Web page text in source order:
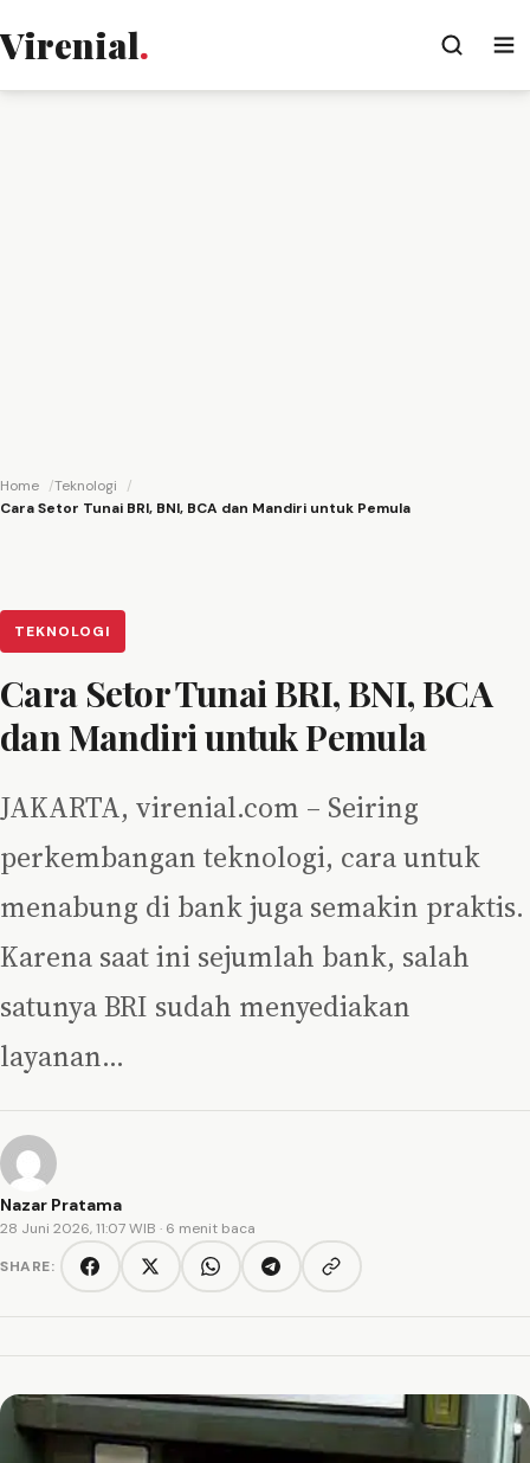
Virenial.
Home
Teknologi
Cara Setor Tunai BRI, BNI, BCA dan Mandiri untuk Pemula
TEKNOLOGI
Cara Setor Tunai BRI, BNI, BCA
dan Mandiri untuk Pemula
JAKARTA, virenial.com – Seiring
perkembangan teknologi, cara untuk
menabung di bank juga semakin praktis.
Karena saat ini sejumlah bank, salah
satunya BRI sudah menyediakan
layanan…
Nazar Pratama
28 Juni 2026, 11:07 WIB · 6 menit baca
SHARE:
FacebookTwitter/XWhatsAppTelegramCopy link